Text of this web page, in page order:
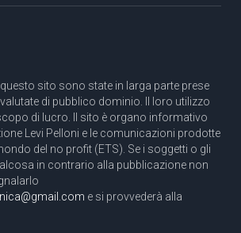
questo sito sono state in larga parte prese
di pubblico dominio. Il loro utilizzo
di lucro. Il sito è organo informativo
Levi Pelloni e le comunicazioni prodotte
del no profit (ETS). Se i soggetti o gli
in contrario alla pubblicazione non
e si provvederà alla